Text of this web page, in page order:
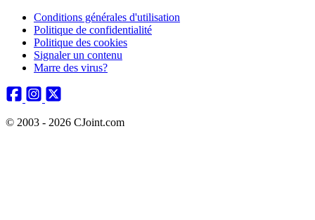
Conditions générales d'utilisation
Politique de confidentialité
Politique des cookies
Signaler un contenu
Marre des virus?
© 2003 - 2026 CJoint.com